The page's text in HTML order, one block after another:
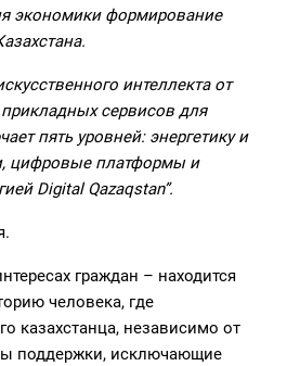
экономики формирование
интеллекта от
сервисов для
пять уровней: энергетику и
цифровые платформы и
Digital Qazaqstan”.
граждан – находится
человека, где
казахстанца, независимо от
поддержки, исключающие